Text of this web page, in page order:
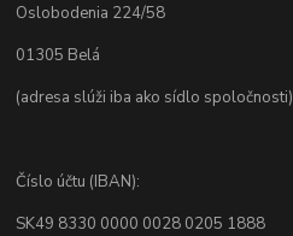
Oslobodenia 224/58
01305 Belá
(adresa slúži iba ako sídlo spoločnosti)
Číslo účtu (IBAN):
SK49 8330 0000 0028 0205 1888